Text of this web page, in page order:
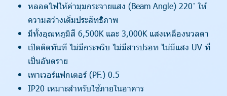
หลอดไฟให้ค่ามุมกระจายแสง (Beam Angle) 220 ํ ให้
ความสว่างเต็มประสิทธิภาพ
มีทั้งอุณหภูมิสี 6,500K และ 3,000K แสงเหลืองนวลตา
เปิดติดทันที ไม่มีกระพริบ ไม่มีสารปรอท ไม่มีแสง UV ที่
เป็นอันตราย
เพาเวอร์แฟกเตอร์ (PF.) 0.5
IP20 เหมาะสำหรับใช้ภายในอาคาร